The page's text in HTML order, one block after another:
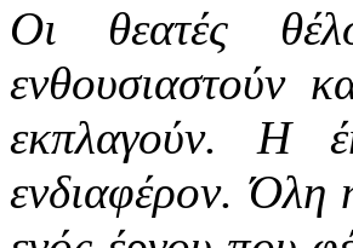
Οι θεατές
ενθουσιαστούν
εκπλαγούν. Η
ενδιαφέρον. Όλη